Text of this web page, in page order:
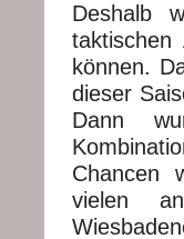
Deshalb
taktischen
können.
dieser
Dann
Chancen
vielen